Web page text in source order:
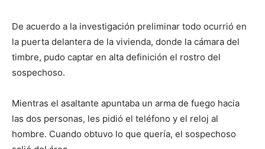
De acuerdo a la investigación preliminar todo ocurrió en
la puerta delantera de la vivienda, donde la cámara del
timbre, pudo captar en alta definición el rostro del
sospechoso.
Mientras el asaltante apuntaba un arma de fuego hacia
las dos personas, les pidió el teléfono y el reloj al
hombre. Cuando obtuvo lo que quería, el sospechoso